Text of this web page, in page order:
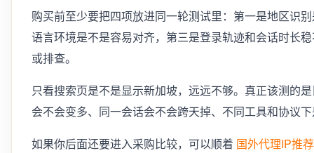
购买前至少要把四项放进同一轮测试里：第一是地区识
语言环境是不是容易对齐，第三是登录轨迹和会话时长
或排查。
只看搜索页是不是显示新加坡，远远不够。真正该测的
会不会变多、同一会话会不会跨天掉、不同工具和协议
如果你后面还要进入采购比较，可以顺着 国外代理IP推荐